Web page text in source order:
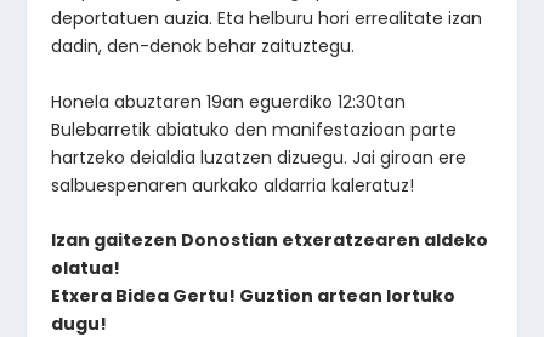
deportatuen auzia. Eta helburu hori errealitate izan
dadin, den-denok behar zaituztegu.
Honela abuztaren 19an eguerdiko 12:30tan
Bulebarretik abiatuko den manifestazioan parte
hartzeko deialdia luzatzen dizuegu. Jai giroan ere
salbuespenaren aurkako aldarria kaleratuz!
Izan gaitezen Donostian etxeratzearen aldeko
olatua!
Etxera Bidea Gertu! Guztion artean lortuko
dugu!